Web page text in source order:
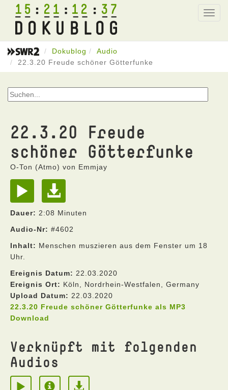
15 21 12 37
Dokublog
Audio
22.3.20 Freude schöner Götterfunke
22.3.20 Freude
schöner Götterfunke
O-Ton (Atmo) von Emmjay
Dauer: 2:08 Minuten
Audio-Nr: #4602
Inhalt: Menschen muszieren aus dem Fenster um 18
Uhr.
Ereignis Datum: 22.03.2020
Ereignis Ort: Köln, Nordrhein-Westfalen, Germany
Upload Datum: 22.03.2020
22.3.20 Freude schöner Götterfunke als MP3
Download
Verknüpft mit folgenden
Audios